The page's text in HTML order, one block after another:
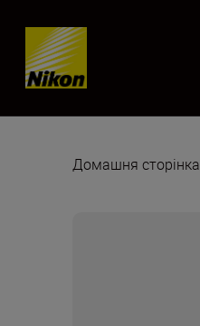
Skip content
Домашня сторінка